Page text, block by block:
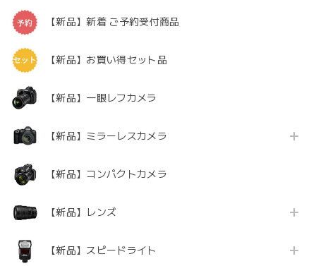
【新品】新着 ご予約受付商品
【新品】お買い得セット品
【新品】一眼レフカメラ
【新品】ミラーレスカメラ
【新品】コンパクトカメラ
【新品】レンズ
【新品】スピードライト